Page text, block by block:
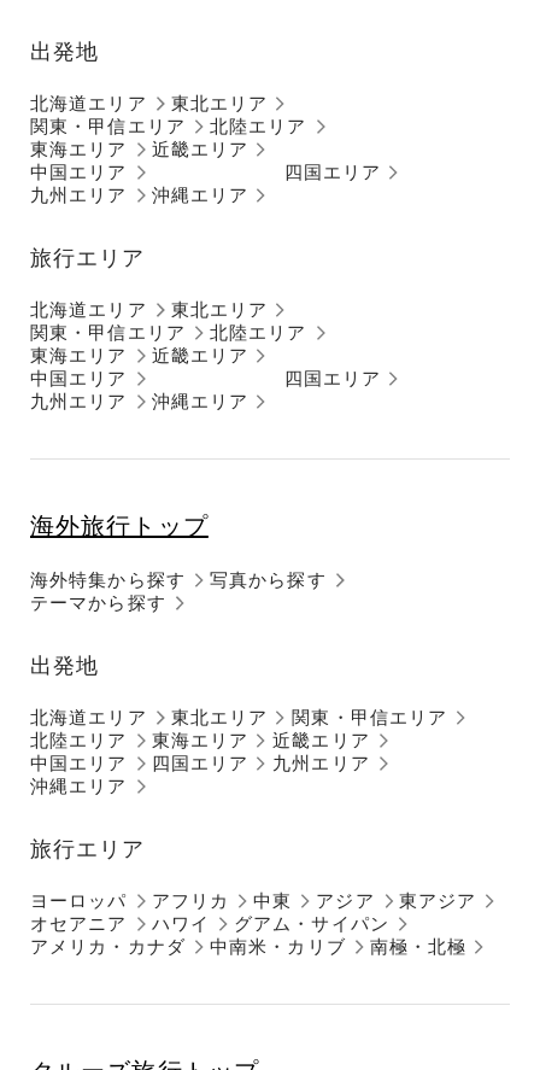
出発地
北海道エリア
東北エリア
関東・甲信エリア
北陸エリア
東海エリア
近畿エリア
中国エリア
四国エリア
九州エリア
沖縄エリア
旅行エリア
北海道エリア
東北エリア
関東・甲信エリア
北陸エリア
東海エリア
近畿エリア
中国エリア
四国エリア
九州エリア
沖縄エリア
海外旅行トップ
海外特集から探す
テーマから探す
写真から探す
出発地
北海道エリア 東北エリア
関東・甲信エリア
北陸エリア
東海エリア
近畿エリア
中国エリア
四国エリア
九州エリア
沖縄エリア
旅行エリア
ヨーロッパ アフリカ 中東 アジア
東アジア
オセアニア
ハワイ
グアム・サイパン
アメリカ・カナダ
中南米・カリブ 南極・北極